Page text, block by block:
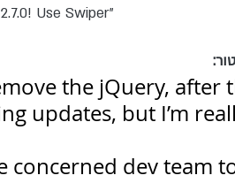
Use Swiper”
the jQuery, after
updates, but I’m
concerned dev team